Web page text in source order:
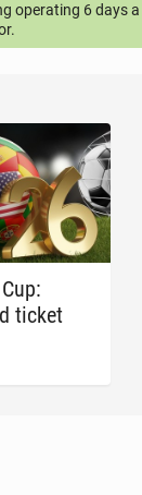
operating 6 days
ticket